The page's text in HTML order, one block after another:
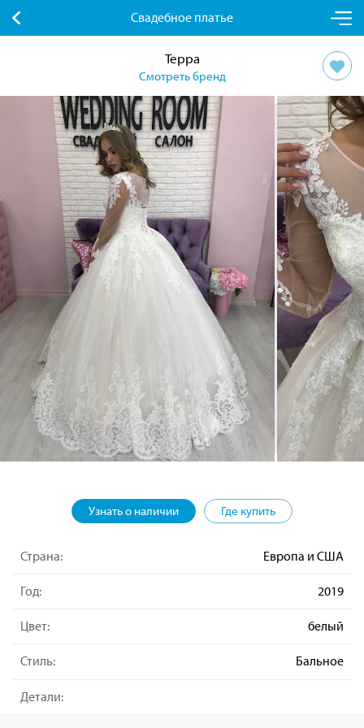
Свадебное платье
Терра
Смотреть бренд
Узнать о наличии Где купить
Страна: Европа и США
Год: 2019
Цвет: белый
Стиль: Бальное
Детали: